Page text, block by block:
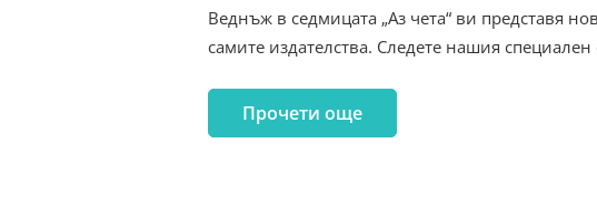
Веднъж в седмицата „Аз чета“ ви представя
самите издателства. Следете нашия
Прочети още